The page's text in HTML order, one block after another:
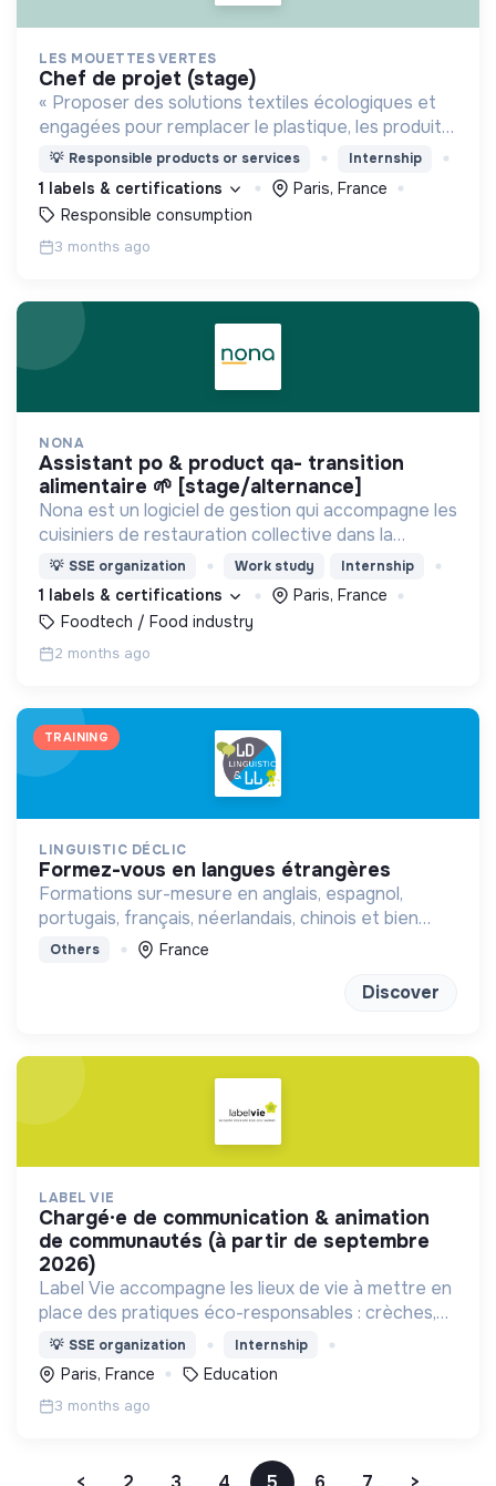
LES MOUETTES VERTES
chef de projet (stage)
« Proposer des solutions textiles écologiques et
engagées pour remplacer le plastique, les produits
jetables et les textiles conventionnels ».
💡 Responsible products or services Internship
1 labels & certifications
Paris, France
Responsible consumption
3 months ago
NONA
assistant po & product qa- transition
alimentaire 🌱 [stage/alternance]
Nona est un logiciel de gestion qui accompagne les
cuisiniers de restauration collective dans la
transition alimentaire de leur établissement.
💡 SSE organization Work study Internship
1 labels & certifications
Paris, France
Foodtech / Food industry
2 months ago
TRAINING
LINGUISTIC DÉCLIC
formez-vous en langues étrangères
Formations sur-mesure en anglais, espagnol,
portugais, français, néerlandais, chinois et bien
d'autres à distance ou en présentiel
Others France
Discover
LABEL VIE
chargé·e de communication & animation
de communautés (à partir de septembre
2026)
Label Vie accompagne les lieux de vie à mettre en
place des pratiques éco-responsables : crèches,
assistants maternels, centres de loisirs.
💡 SSE organization Internship
Paris, France Education
3 months ago